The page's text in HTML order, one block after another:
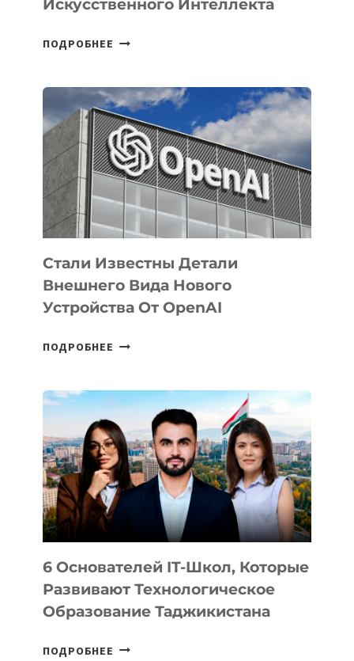
Искусственного Интеллекта
ПОДРОБНЕЕ
ПРИОРИТЕТНЫЕ
ЗАДАЧИ
ПО
РАЗВИТИЮ
ЭКОСИСТЕМЫ
ИСКУССТВЕННОГО
ИНТЕЛЛЕКТА
Стали Известны Детали
Внешнего Вида Нового
Устройства От OpenAI
ПОДРОБНЕЕ СТАЛИ
ВНЕШНЕГО
ВИДА
НОВОГО
УСТРОЙСТВА
ОТ
OPENAI
6 Основателей IT-Школ, Которые
Развивают Технологическое
Образование Таджикистана
ПОДРОБНЕЕ 6